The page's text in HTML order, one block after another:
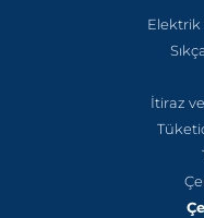
Elektrik
İtiraz